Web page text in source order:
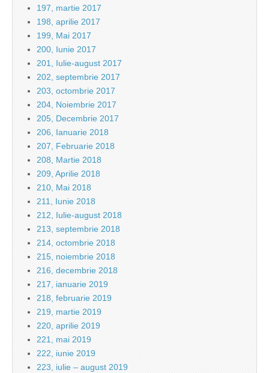
197, martie 2017
198, aprilie 2017
199, Mai 2017
200, Iunie 2017
201, Iulie-august 2017
202, septembrie 2017
203, octombrie 2017
204, Noiembrie 2017
205, Decembrie 2017
206, Ianuarie 2018
207, Februarie 2018
208, Martie 2018
209, Aprilie 2018
210, Mai 2018
211, Iunie 2018
212, Iulie-august 2018
213, septembrie 2018
214, octombrie 2018
215, noiembrie 2018
216, decembrie 2018
217, ianuarie 2019
218, februarie 2019
219, martie 2019
220, aprilie 2019
221, mai 2019
222, iunie 2019
223, iulie – august 2019